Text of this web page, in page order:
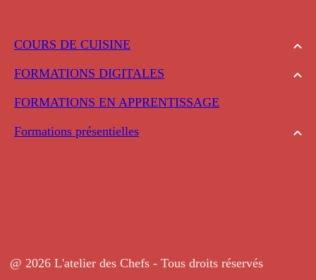
COURS DE CUISINE
FORMATIONS DIGITALES
FORMATIONS EN APPRENTISSAGE
Formations présentielles
@ 2026 L'atelier des Chefs - Tous droits réservés